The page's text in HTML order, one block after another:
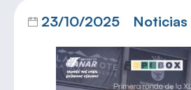
23/10/2025 Noticias